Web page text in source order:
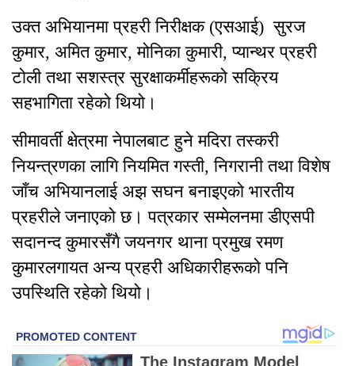
उक्त अभियानमा प्रहरी निरीक्षक (एसआई) सुरज
कुमार, अमित कुमार, मोनिका कुमारी, प्यान्थर प्रहरी
टोली तथा सशस्त्र सुरक्षाकर्मीहरूको सक्रिय
सहभागिता रहेको थियो।
सीमावर्ती क्षेत्रमा नेपालबाट हुने मदिरा तस्करी
नियन्त्रणका लागि नियमित गस्ती, निगरानी तथा विशेष
जाँच अभियानलाई अझ सघन बनाइएको भारतीय
प्रहरीले जनाएको छ। पत्रकार सम्मेलनमा डीएसपी
सदानन्द कुमारसँगै जयनगर थाना प्रमुख रमण
कुमारलगायत अन्य प्रहरी अधिकारीहरूको पनि
उपस्थिति रहेको थियो।